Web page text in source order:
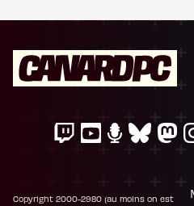
Copyright 2000-2980 (au moins on est
Il n'y a pas de
Cookie à se faire !
Ce site n'a recours à aucun tracker
ses statistiques de fréquentation et